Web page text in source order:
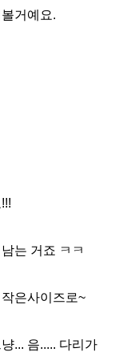
거예요.
는 거죠 ㅋㅋ
은사이즈로~
냥... 음..... 다리가